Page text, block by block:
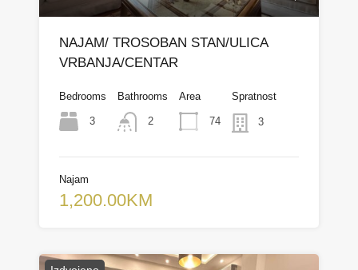
NAJAM/ TROSOBAN STAN/ULICA
VRBANJA/CENTAR
Bedrooms
3
Bathrooms
2
Area
74
Spratnost
3
Najam
1,200.00KM